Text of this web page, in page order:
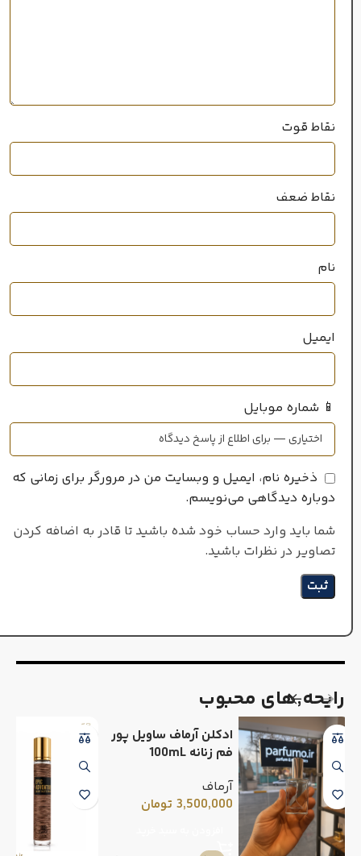
خانواده رایحه
نقاط قوت
نقاط ضعف
نام
ایمیل
📱 شماره موبایل
ذخیره نام، ایمیل و وبسایت من در مرورگر برای زمانی که
دوباره دیدگاهی می‌نویسم.
شما باید وارد حساب خود شده باشید تا قادر به اضافه کردن
تصاویر در نظرات باشید.
رایحه٬های محبوب
ادکلن آرماف ساویل پور
فم زنانه 100mL
آرماف
3,500,000 تومان